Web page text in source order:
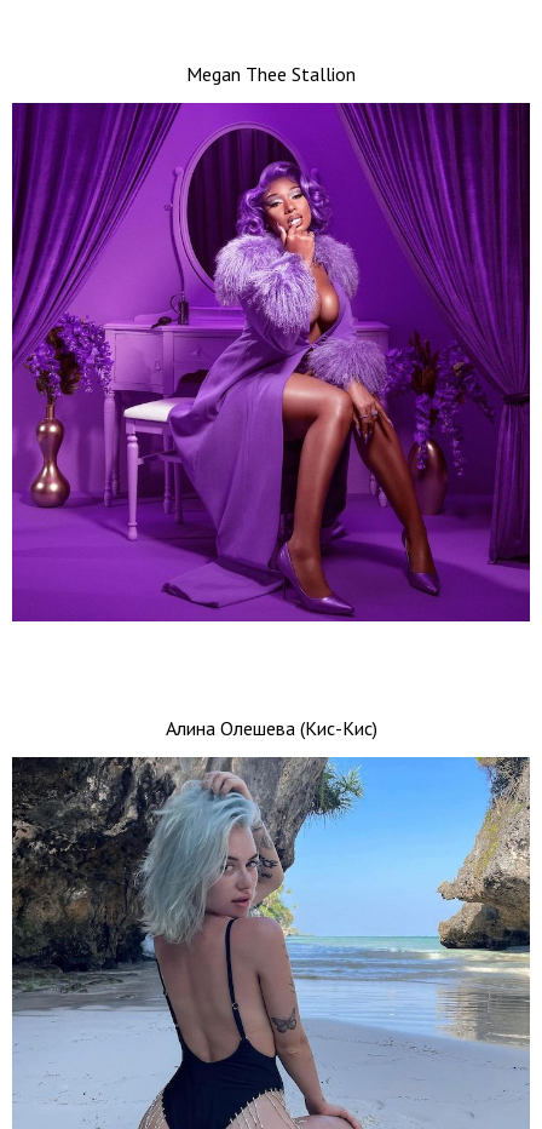
Megan Thee Stallion
Алина Олешева (Кис-Кис)